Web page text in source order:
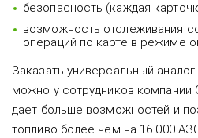
безопасность (каждая
возможность отслеживания
операций по карте в режиме
Заказать универсальный
можно у сотрудников компании
дает больше возможностей и
топливо более чем на 16 000